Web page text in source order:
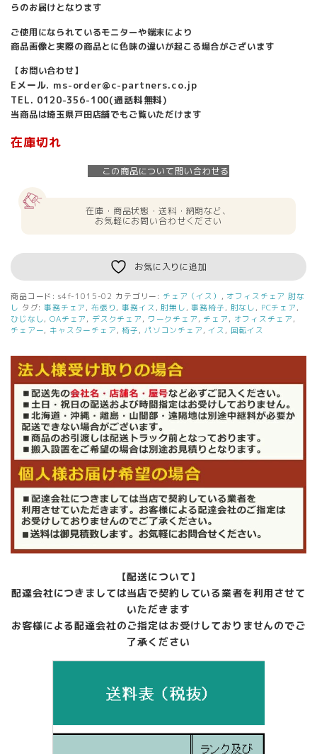
らのお届けとなります
ご使用になられているモニターや端末により
商品画像と実際の商品とに色味の違いが起こる場合がございます
【お問い合わせ】
Eメール. ms-order@c-partners.co.jp
TEL. 0120-356-100(通話料無料)
当商品は埼玉県戸田店舗でもご覧いただけます
在庫切れ
この商品について問い合わせる
在庫・商品状態・送料・納期など、
お気軽にお問い合わせください
お気に入りに追加
商品コード: s4f-1015-02 カテゴリー: チェア（イス） , オフィスチェア 肘な
し タグ:事務チェア , 布張り ,事務イス ,肘無し ,事務椅子 , 肘なし , PCチェア ,
ひじなし,OAチェア , デスクチェア , ワークチェア , チェア , オフィスチェア ,
チェアー, キャスターチェア ,椅子 , パソコンチェア ,イス , 回転イス
【配送について】
配達会社につきましては当店で契約している業者を利用させて
いただきます
お客様による配達会社のご指定はお受けしておりませんのでご
了承ください